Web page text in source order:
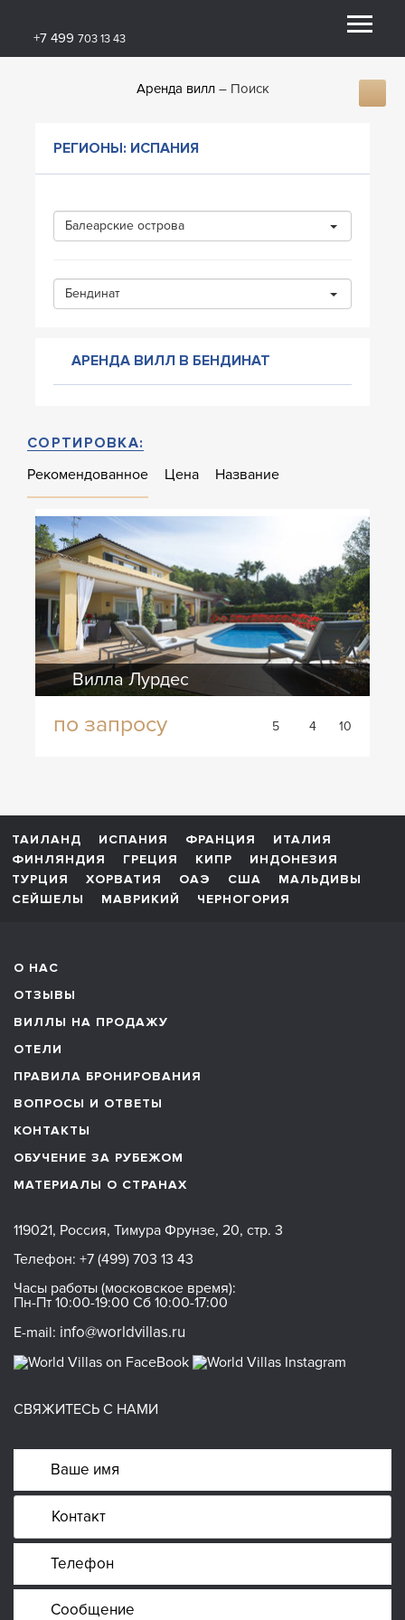
+7 499 703 13 43
Аренда вилл Поиск
РЕГИОНЫ: ИСПАНИЯ
Балеарские острова
Бендинат
АРЕНДА ВИЛЛ В БЕНДИНАТ
СОРТИРОВКА:
Рекомендованное
Цена Название
Вилла Лурдес
по запросу 5 4 10
ТАИЛАНД ИСПАНИЯ ФРАНЦИЯ
ИТАЛИЯ
ФИНЛЯНДИЯ
ГРЕЦИЯ КИПР
ИНДОНЕЗИЯ
ТУРЦИЯ
ХОРВАТИЯ ОАЭ США
МАЛЬДИВЫ
СЕЙШЕЛЫ
МАВРИКИЙ ЧЕРНОГОРИЯ
О НАС
ОТЗЫВЫ
ВИЛЛЫ НА ПРОДАЖУ
ОТЕЛИ
ПРАВИЛА БРОНИРОВАНИЯ
ВОПРОСЫ И ОТВЕТЫ
КОНТАКТЫ
ОБУЧЕНИЕ ЗА РУБЕЖОМ
МАТЕРИАЛЫ О СТРАНАХ
119021, Россия, Тимура Фрунзе, 20, стр. 3
Телефон: +7 (499) 703 13 43
Часы работы (московское время):
Пн-Пт 10:00-19:00 Сб 10:00-17:00
E-mail: info@worldvillas.ru
СВЯЖИТЕСЬ С НАМИ